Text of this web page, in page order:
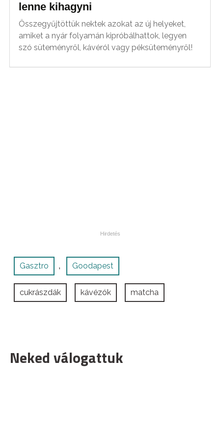
lenne kihagyni
Összegyűjtöttük nektek azokat az új helyeket,
amiket a nyár folyamán kipróbálhattok, legyen
szó süteményről, kávéról vagy péksüteményről!
Gasztro , Goodapest
cukrászdák kávézók matcha
Neked válogattuk